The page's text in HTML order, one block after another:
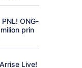
ONG-
prin
Live!